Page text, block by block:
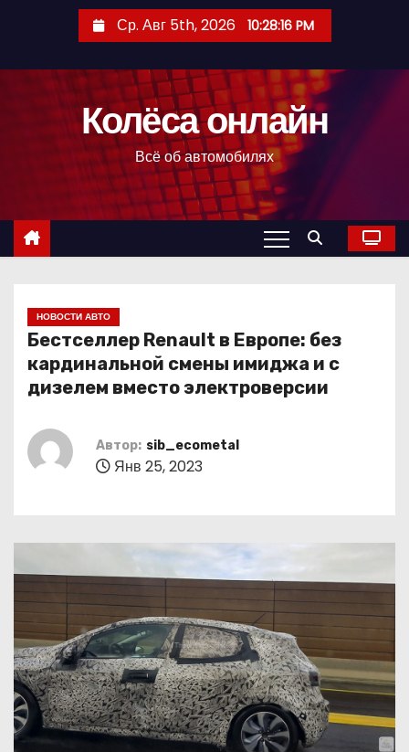
с
Ср. Авг 5th, 2026 10:28:17 PM
Колёса онлайн
Всё об автомобилях
НОВОСТИ АВТО
Бестселлер Renault в Европе: без
кардинальной смены имиджа и с
дизелем вместо электроверсии
Автор: sib_ecometal
Янв 25, 2023